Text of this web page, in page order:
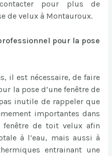
pour plus de
de velux à Montauroux.
pour la pose
il est nécessaire, de faire
la pose d’une fenêtre de
inutile de rappeler que
importantes dans
fenêtre de toit velux afin
à l’eau, mais aussi à
entrainant une